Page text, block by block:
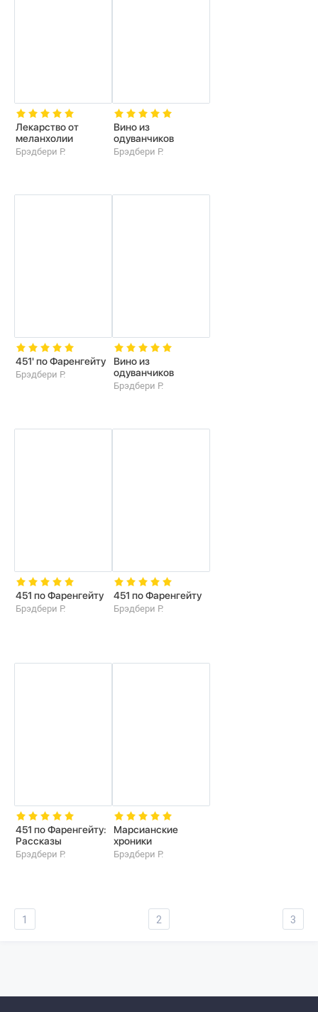
Лекарство от
меланхолии
Брэдбери Р.
Вино из
одуванчиков
Брэдбери Р.
451' по Фаренгейту
Брэдбери Р.
Вино из
одуванчиков
Брэдбери Р.
451 по Фаренгейту
Брэдбери Р.
451 по Фаренгейту
Брэдбери Р.
451 по Фаренгейту:
Рассказы
Брэдбери Р.
Марсианские
хроники
Брэдбери Р.
1 2 3